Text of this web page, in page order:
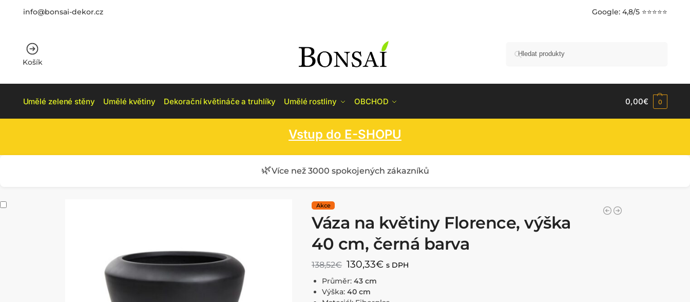
info@bonsai-dekor.cz Google: 4,8/5 ⭐⭐⭐⭐⭐
Košík
Umělé zelené stěny Umělé květiny Dekorační květináče a truhlíky Umělé rostliny OBCHOD 0,00€ 0
Vstup do E-SHOPU
🌿Více než 3000 spokojených zákazníků
Váza na květiny Florence, výška
40 cm, černá barva
138,52€ 130,33€ s DPH
Průměr:43 cm
Výška:40 cm